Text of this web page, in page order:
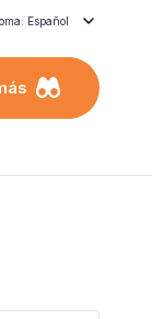
Español